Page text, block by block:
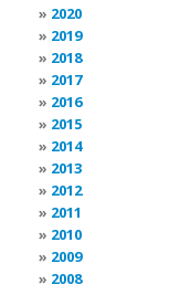
2020
2019
2018
2017
2016
2015
2014
2013
2012
2011
2010
2009
2008